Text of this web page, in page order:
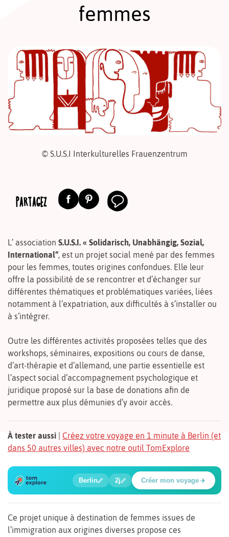
femmes
© S.U.S.I Interkulturelles Frauenzentrum
PARTAGEZ
L’ association S.U.S.I. « Solidarisch, Unabhängig, Sozial,
International“, est un projet social mené par des femmes
pour les femmes, toutes origines confondues. Elle leur
offre la possibilité de se rencontrer et d’échanger sur
différentes thématiques et problématiques variées, liées
notamment à l’expatriation, aux difficultés à s’installer ou
à s’intégrer.
Outre les différentes activités proposées telles que des
workshops, séminaires, expositions ou cours de danse,
d’art-thérapie et d’allemand, une partie essentielle est
l’aspect social d’accompagnement psychologique et
juridique proposé sur la base de donations afin de
permettre aux plus démunies d’y avoir accès.
À tester aussi
Créez votre voyage en 1 minute à Berlin (et
dans 50 autres villes) avec notre outil TomExplore
🔍
🔍
🔍
🍲
🔍
🔍
6
Place Potsdamer
Berlin 2j Créer mon voyage
Ce projet unique à destination de femmes issues de
l’immigration aux origines diverses propose ces